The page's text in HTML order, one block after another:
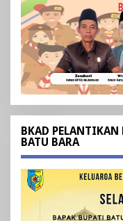
BKAD
BATU BARA